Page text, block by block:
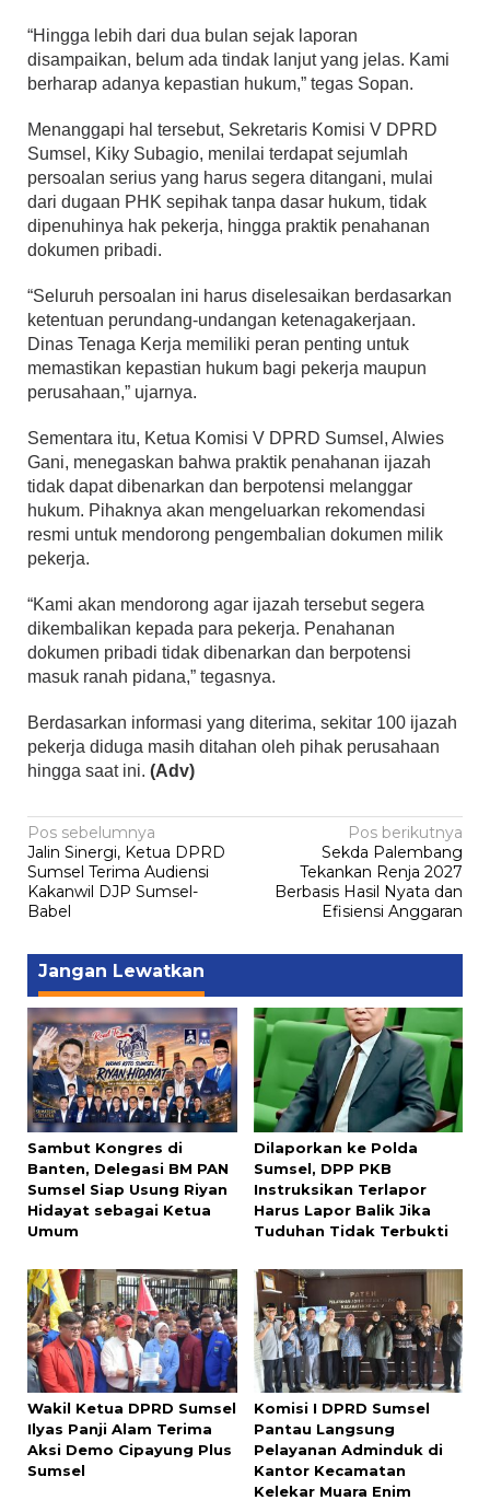
“Hingga lebih dari dua bulan sejak laporan
disampaikan, belum ada tindak lanjut yang jelas. Kami
berharap adanya kepastian hukum,” tegas Sopan.
Menanggapi hal tersebut, Sekretaris Komisi V DPRD
Sumsel, Kiky Subagio, menilai terdapat sejumlah
persoalan serius yang harus segera ditangani, mulai
dari dugaan PHK sepihak tanpa dasar hukum, tidak
dipenuhinya hak pekerja, hingga praktik penahanan
dokumen pribadi.
“Seluruh persoalan ini harus diselesaikan berdasarkan
ketentuan perundang-undangan ketenagakerjaan.
Dinas Tenaga Kerja memiliki peran penting untuk
memastikan kepastian hukum bagi pekerja maupun
perusahaan,” ujarnya.
Sementara itu, Ketua Komisi V DPRD Sumsel, Alwies
Gani, menegaskan bahwa praktik penahanan ijazah
tidak dapat dibenarkan dan berpotensi melanggar
hukum. Pihaknya akan mengeluarkan rekomendasi
resmi untuk mendorong pengembalian dokumen milik
pekerja.
“Kami akan mendorong agar ijazah tersebut segera
dikembalikan kepada para pekerja. Penahanan
dokumen pribadi tidak dibenarkan dan berpotensi
masuk ranah pidana,” tegasnya.
Berdasarkan informasi yang diterima, sekitar 100 ijazah
pekerja diduga masih ditahan oleh pihak perusahaan
hingga saat ini. (Adv)
Navigasi
pos
Pos sebelumnya
Jalin Sinergi, Ketua DPRD
Sumsel Terima Audiensi
Kakanwil DJP Sumsel-
Babel
Pos berikutnya
Sekda Palembang
Tekankan Renja 2027
Berbasis Hasil Nyata dan
Efisiensi Anggaran
Jangan Lewatkan
Sambut Kongres di
Banten, Delegasi BM PAN
Sumsel Siap Usung Riyan
Hidayat sebagai Ketua
Umum
Dilaporkan ke Polda
Sumsel, DPP PKB
Instruksikan Terlapor
Harus Lapor Balik Jika
Tuduhan Tidak Terbukti
Wakil Ketua DPRD Sumsel
Ilyas Panji Alam Terima
Aksi Demo Cipayung Plus
Sumsel
Komisi I DPRD Sumsel
Pantau Langsung
Pelayanan Adminduk di
Kantor Kecamatan
Kelekar Muara Enim